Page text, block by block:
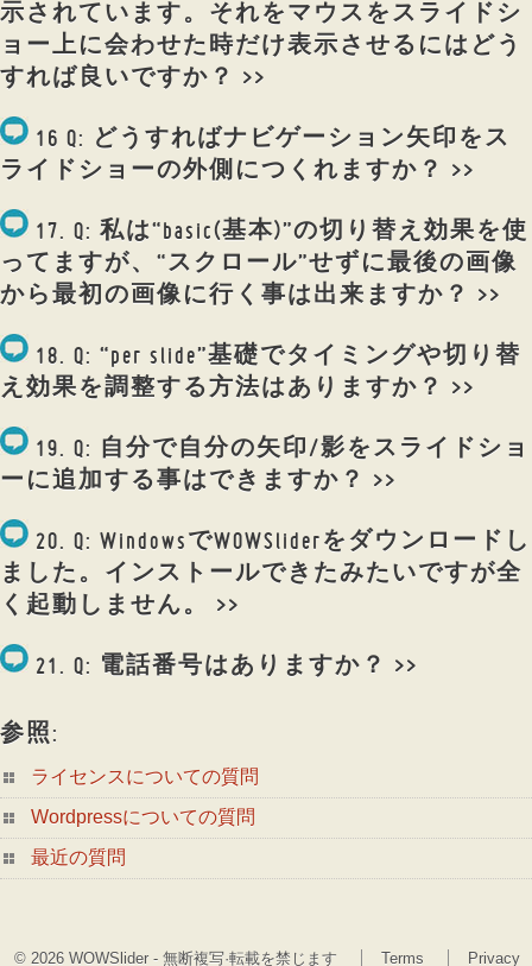
示されています。それをマウスをスライドシ
ョー上に会わせた時だけ表示させるにはどう
すれば良いですか？ >>
16 Q: どうすればナビゲーション矢印をス
ライドショーの外側につくれますか？ >>
17. Q: 私は“basic(基本)”の切り替え効果を使
ってますが、“スクロール”せずに最後の画像
から最初の画像に行く事は出来ますか？ >>
18. Q: “per slide”基礎でタイミングや切り替
え効果を調整する方法はありますか？ >>
19. Q: 自分で自分の矢印/影をスライドショ
ーに追加する事はできますか？ >>
20. Q: WindowsでWOWSliderをダウンロードし
ました。インストールできたみたいですが全
く起動しません。 >>
21. Q: 電話番号はありますか？ >>
参照:
ライセンスについての質問
Wordpressについての質問
最近の質問
© 2026 WOWSlider - 無断複写·転載を禁じます Terms Privacy